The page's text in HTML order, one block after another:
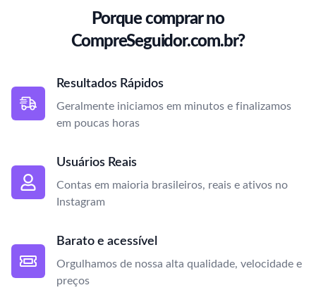
Porque comprar no
CompreSeguidor.com.br?
Resultados Rápidos
Geralmente iniciamos em minutos e finalizamos
em poucas horas
Usuários Reais
Contas em maioria brasileiros, reais e ativos no
Instagram
Barato e acessível
Orgulhamos de nossa alta qualidade, velocidade e
preços